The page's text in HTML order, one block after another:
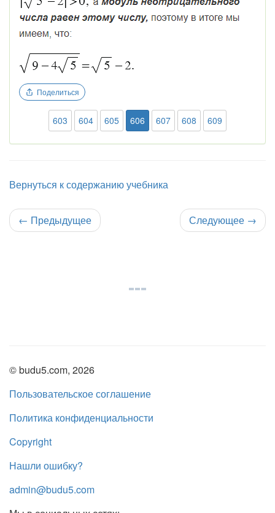
Поделиться
603 604 605 606 607 608 609
Вернуться к содержанию учебника
← Предыдущее Следующее →
© budu5.com, 2026
Пользовательское соглашение
Политика конфиденциальности
Copyright
Нашли ошибку?
admin@budu5.com